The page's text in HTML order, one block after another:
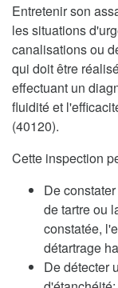
Entretenir son
les situations
canalisations ou
qui doit être
effectuant un
fluidité et
(40120).
Cette inspection
De
de tartre ou
constatée,
détartrage
De détecter